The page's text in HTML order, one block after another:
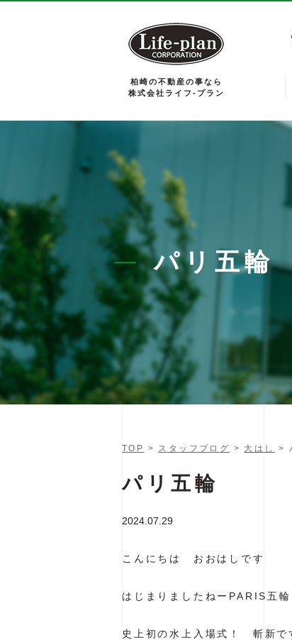
柏崎の不動産の事なら
株式会社ライフ-プラン
パリ五輪
TOP > スタッフブログ > 大はし >
パリ五輪
2024.07.29
こんにちは おおはしです
はじまりましたねーPARIS五輪
史上初の水上入場式！ 斬新で